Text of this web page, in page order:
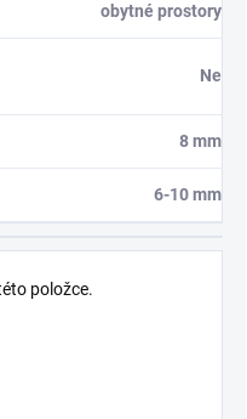
obytné prostory
Ne
8 mm
6-10 mm
položce.